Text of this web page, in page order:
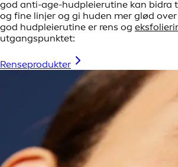
god anti-age-hudpleierutine kan bidra
og fine linjer og gi huden mer glød
god hudpleierutine er rens og
utgangspunktet:
Renseprodukter